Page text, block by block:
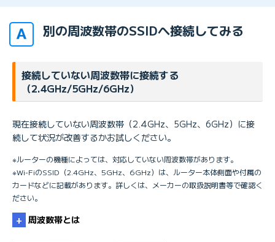
別の周波数帯のSSIDへ接続してみる
接続していない周波数帯に接続する
（2.4GHz/5GHz/6GHz）
現在接続していない周波数帯（2.4GHz、5GHz、6GHz）に接
続して状況が改善するかお試しください。
※ルーターの機種によっては、対応していない周波数帯があります。
※Wi-FiのSSID（2.4GHz、5GHz、6GHz）は、ルーター本体側面や付属の
カードなどに記載があります。詳しくは、メーカーの取扱説明書等で確認く
ださい。
周波数帯とは